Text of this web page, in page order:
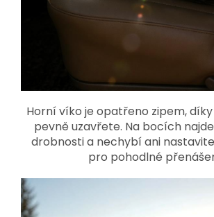
Horní víko je opatřeno zipem,
pevně uzavřete. Na bocích
drobnosti a nechybí ani
pro pohodlné